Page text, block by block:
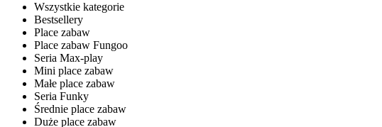
Wszystkie kategorie
Bestsellery
Place zabaw
Place zabaw Fungoo
Seria Max-play
Mini place zabaw
Małe place zabaw
Seria Funky
Średnie place zabaw
Duże place zabaw